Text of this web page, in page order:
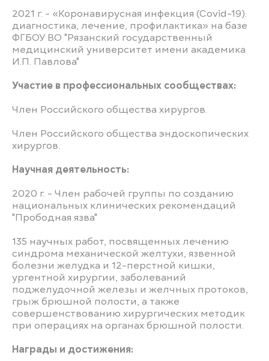
2021 г. - «Коронавирусная инфекция (Covid-19):
диагностика, лечение, профилактика» на базе
ФГБОУ ВО "Рязанский государственный
медицинский университет имени академика
И.П. Павлова"
Участие в профессиональных сообществах:
Член Российского общества хирургов.
Член Российского общества эндоскопических
хирургов.
Научная деятельность:
2020 г. - Член рабочей группы по созданию
национальных клинических рекомендаций
"Прободная язва"
135 научных работ, посвященных лечению
синдрома механической желтухи, язвенной
болезни желудка и 12-перстной кишки,
ургентной хирургии, заболеваний
поджелудочной железы и желчных протоков,
грыж брюшной полости, а также
совершенствованию хирургических методик
при операциях на органах брюшной полости.
Награды и достижения: